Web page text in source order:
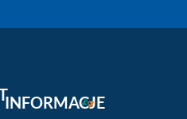
INFORMACJE